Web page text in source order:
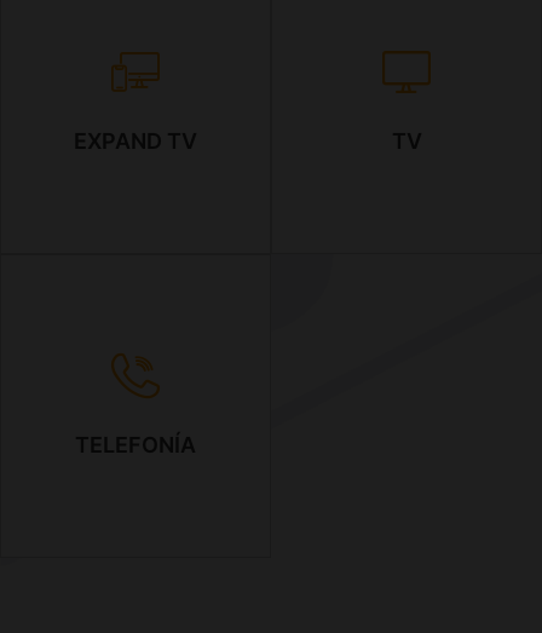
EXPAND TV TV
TELEFONÍA